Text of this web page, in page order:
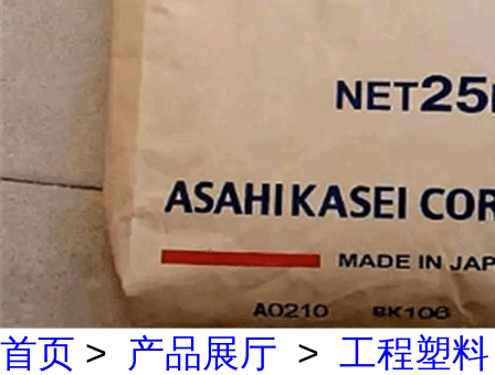
首页 > 产品展厅 > 工程塑料